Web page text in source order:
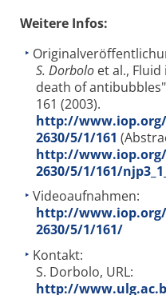
Weitere Infos:
S. Dorbolo et al.,
death of
161 (2003).
http://www.iop.org/
2630/5/1/161
http://www.iop.org/
2630/5/1/161/
Videoaufnahmen:
http://www.iop.org/
2630/5/1/161/
Kontakt:
S. Dorbolo, URL:
http://